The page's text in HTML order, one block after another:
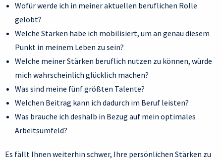
Wofür werde ich in meiner aktuellen beruflichen Rolle
gelobt?
Welche Stärken habe ich mobilisiert, um an genau diesem
Punkt in meinem Leben zu sein?
Welche meiner Stärken beruflich nutzen zu können, würde
mich wahrscheinlich glücklich machen?
Was sind meine fünf größten Talente?
Welchen Beitrag kann ich dadurch im Beruf leisten?
Was brauche ich deshalb in Bezug auf mein optimales
Arbeitsumfeld?
Es fällt Ihnen weiterhin schwer, Ihre persönlichen Stärken zu